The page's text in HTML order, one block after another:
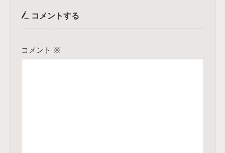
コメントする
コメント ※